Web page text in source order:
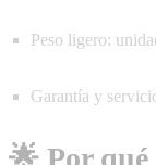
Peso ligero:
Garantía y